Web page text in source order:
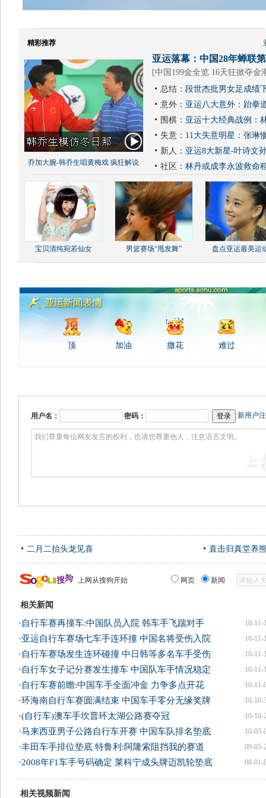
精彩推荐
乔加大腕-韩乔生唱黄梅戏 疯狂解说
亚运落幕：中国28年蝉联
[中国199金全览 16天狂掀夺金
总结： 段世杰批男女足成绩
意外： 亚运八大意外：跆拳
围棋： 亚运十大经典战例：
失意： 11大失意明星：张琳
新人： 亚运8大新星-叶诗文
社区： 林丹或成李永波救命
宝贝清纯宛若仙女 男篮赛场“甩发舞” 盘点亚运最美运
顶 加油 撒花 难过
用户名： 密码： 新用户
二月二抬头龙见喜 直击归真堂养
上网从搜狗开始 网页 新闻
相关新闻
10-11-
·自行车赛再撞车:中国队员入院 韩车手飞踹对手
10-11-
·亚运自行车赛场七车手连环撞 中国名将受伤入院
10-11-
·自行车赛场发生连环碰撞 中日韩等多名车手受伤
10-11-
·自行车女子记分赛发生撞车 中国队车手情况稳定
10-11-
·自行车赛前瞻:中国车手全面冲金 力争多点开花
10-10-
·环海南自行车赛圆满结束 中国车手零分无缘奖牌
10-10-
·(自行车)澳车手坎普环太湖公路赛夺冠
10-03-
·马来西亚男子公路自行车开赛 中国车队排名垫底
09-05-
·丰田车手排位垫底 特鲁利:阿隆索阻挡我的赛道
08-01-
·2008年F1车手号码确定 莱科宁成头牌迈凯轮垫底
相关视频新闻